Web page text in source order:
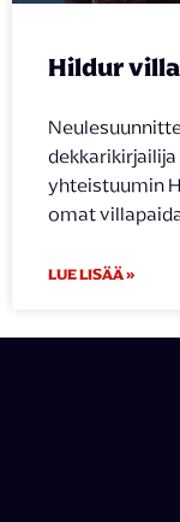
Hildur
yhteistuumin
omat
LUE LISÄÄ »